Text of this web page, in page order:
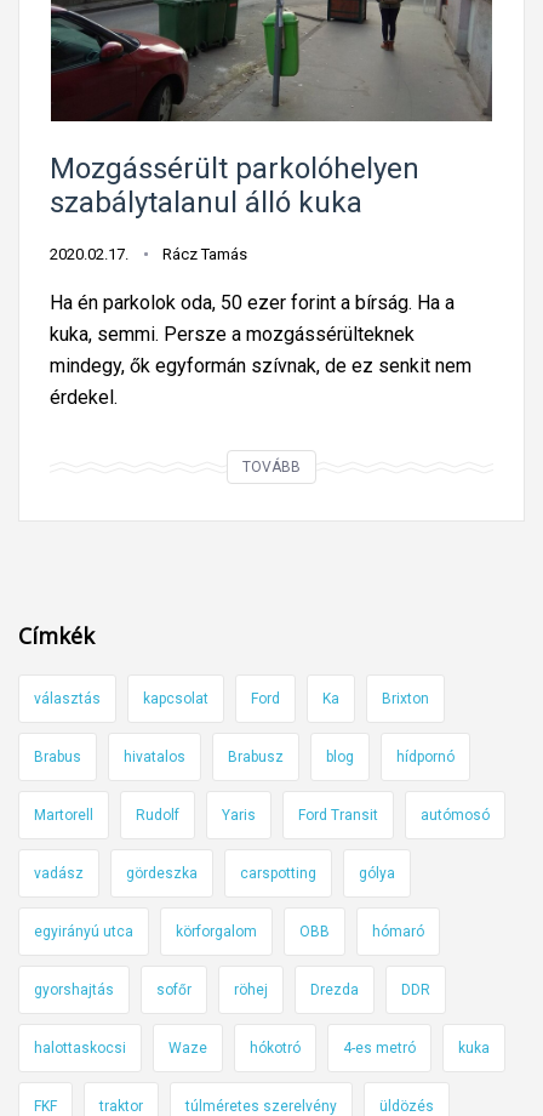
Mozgássérült parkolóhelyen
szabálytalanul álló kuka
2020.02.17. Rácz Tamás
Ha én parkolok oda, 50 ezer forint a bírság. Ha a
kuka, semmi. Persze a mozgássérülteknek
mindegy, ők egyformán szívnak, de ez senkit nem
érdekel.
TOVÁBB
z
r
l
t
p
r
k
o
l
e
Címkék
választás kapcsolat Ford Ka Brixton
Brabus hivatalos Brabusz blog hídpornó
Martorell Rudolf Yaris Ford Transit autómosó
vadász gördeszka carspotting gólya
egyirányú utca körforgalom OBB hómaró
gyorshajtás sofőr röhej Drezda DDR
halottaskocsi Waze hókotró 4-es metró kuka
FKF traktor túlméretes szerelvény üldözés